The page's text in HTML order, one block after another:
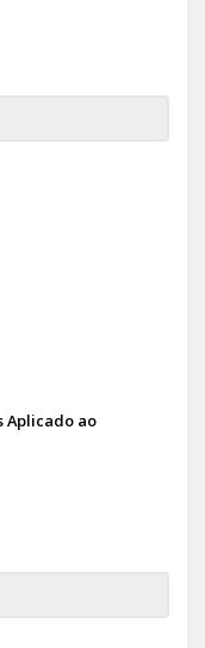
Aplicado ao